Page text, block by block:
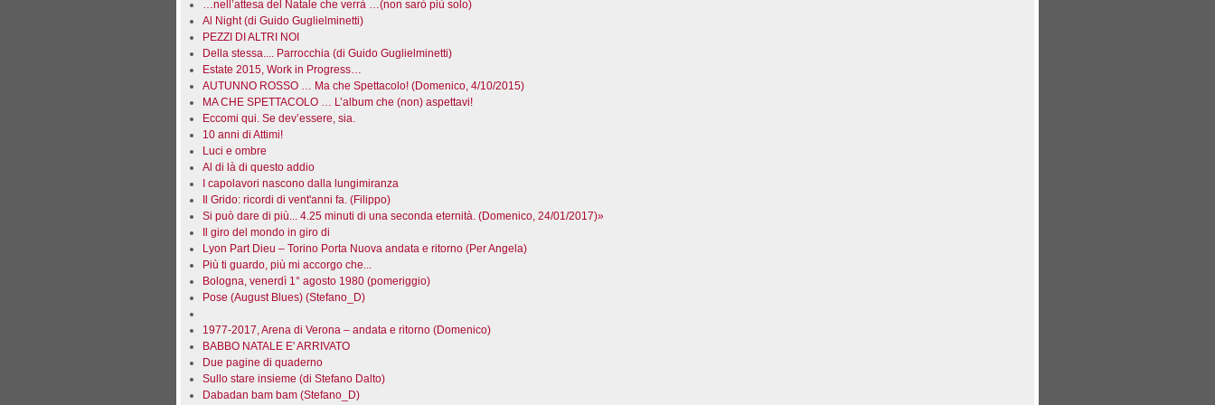
…nell’attesa del Natale che verrà …(non sarò più solo)
Al Night (di Guido Guglielminetti)
PEZZI DI ALTRI NOI
Della stessa.... Parrocchia (di Guido Guglielminetti)
Estate 2015, Work in Progress…
AUTUNNO ROSSO … Ma che Spettacolo! (Domenico, 4/10/2015)
MA CHE SPETTACOLO … L’album che (non) aspettavi!
Eccomi qui. Se dev’essere, sia.
10 anni di Attimi!
Luci e ombre
Al di là di questo addio
I capolavori nascono dalla lungimiranza
Il Grido: ricordi di vent'anni fa. (Filippo)
Si può dare di più... 4.25 minuti di una seconda eternità. (Domenico, 24/01/2017)»
Il giro del mondo in giro di
Lyon Part Dieu – Torino Porta Nuova andata e ritorno (Per Angela)
Più ti guardo, più mi accorgo che...
Bologna, venerdì 1° agosto 1980 (pomeriggio)
Pose (August Blues) (Stefano_D)
1977-2017, Arena di Verona – andata e ritorno (Domenico)
BABBO NATALE E' ARRIVATO
Due pagine di quaderno
Sullo stare insieme (di Stefano Dalto)
Dabadan bam bam (Stefano_D)